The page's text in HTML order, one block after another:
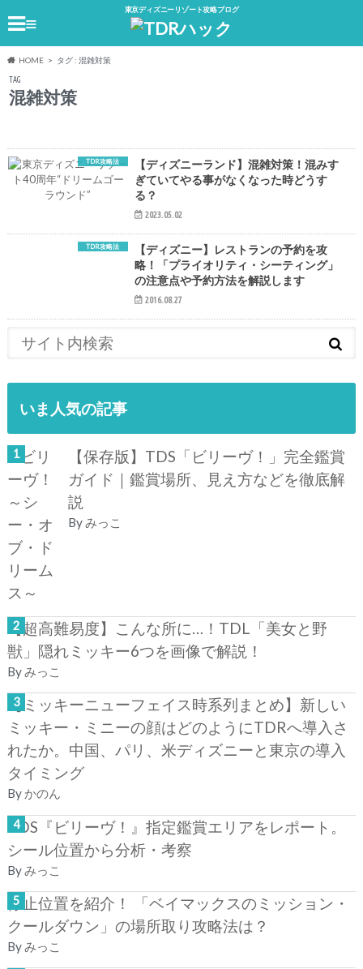
東京ディズニーリゾート攻略ブログ
≡
HOME タグ : 混雑対策
TAG
混雑対策
TDR攻略法
【ディズニーランド】混雑対策！混みす
ぎていてやる事がなくなった時どうす
る？
2023.05.02
TDR攻略法
【ディズニー】レストランの予約を攻
略！「プライオリティ・シーティング」
の注意点や予約方法を解説します
2016.08.27
いま人気の記事
【保存版】TDS「ビリーヴ！」完全鑑賞
ガイド｜鑑賞場所、見え方などを徹底解
説
Byみっこ
【超高難易度】こんな所に…！TDL「美女と野
獣」隠れミッキー6つを画像で解説！
Byみっこ
【ミッキーニューフェイス時系列まとめ】新しい
ミッキー・ミニーの顔はどのようにTDRへ導入さ
れたか。中国、パリ、米ディズニーと東京の導入
タイミング
By かのん
TDS『ビリーヴ！』指定鑑賞エリアをレポート。
シール位置から分析・考察
By みっこ
停止位置を紹介！ 「ベイマックスのミッション・
クールダウン」の場所取り攻略法は？
Byみっこ